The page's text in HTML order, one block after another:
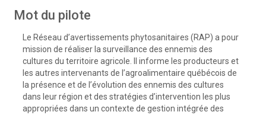
Mot du pilote
Le Réseau d’avertissements phytosanitaires (RAP) a pour
mission de réaliser la surveillance des ennemis des
cultures du territoire agricole. Il informe les producteurs et
les autres intervenants de l’agroalimentaire québécois de
la présence et de l’évolution des ennemis des cultures
dans leur région et des stratégies d’intervention les plus
appropriées dans un contexte de gestion intégrée des